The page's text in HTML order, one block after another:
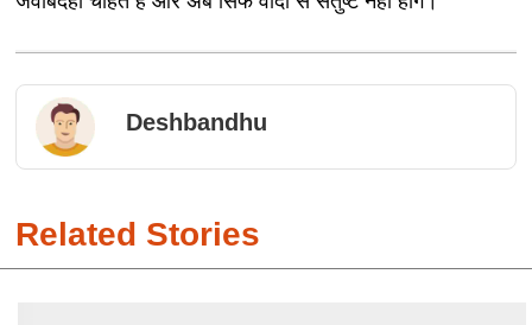
Deshbandhu
Related Stories